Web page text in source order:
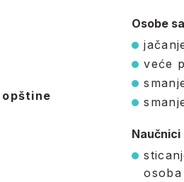
Osobe
veće
Naučnici